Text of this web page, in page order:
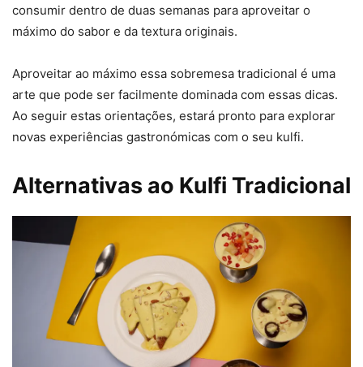
consumir dentro de duas semanas para aproveitar o
máximo do sabor e da textura originais.
Aproveitar ao máximo essa sobremesa tradicional é uma
arte que pode ser facilmente dominada com essas dicas.
Ao seguir estas orientações, estará pronto para explorar
novas experiências gastronómicas com o seu kulfi.
Alternativas ao Kulfi Tradicional